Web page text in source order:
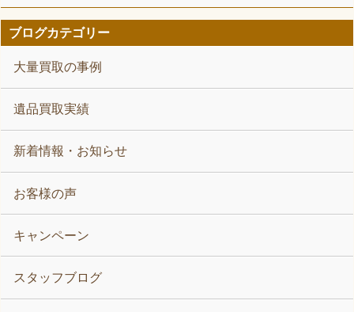
ブログカテゴリー
大量買取の事例
遺品買取実績
新着情報・お知らせ
お客様の声
キャンペーン
スタッフブログ